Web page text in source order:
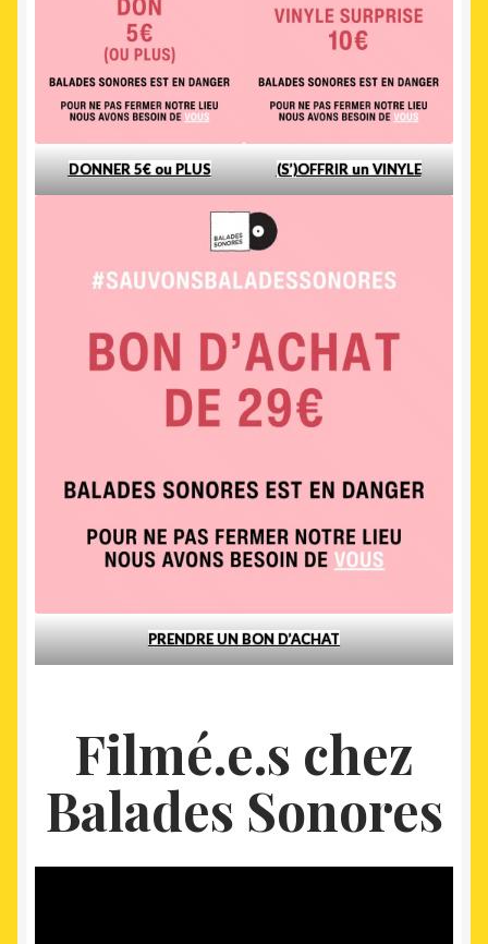
DONNER 5€ ou PLUS (S’)OFFRIR un VINYLE
PRENDRE UN BON D’ACHAT
Filmé.e.s chez
Balades Sonores